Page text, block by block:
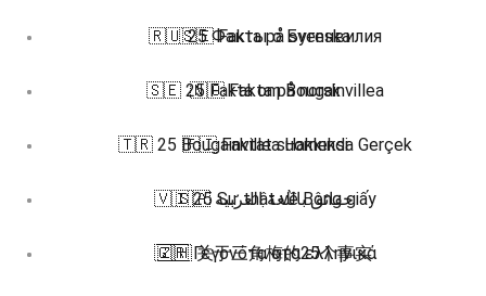
🇷🇺 25 Факты о Бугенвилия
🇸🇪 25 Fakta om Bougainvillea
🇹🇷 25 Bougainvillea Hakkında Gerçek
🇻🇮 25 Sự thật về Bông giấy
🇿🇭 关于三角梅的25个事实
🇸🇪 Fakta på svenska
🇳🇴 Fakta på norsk
🇫🇮 Faktat suomeksi
🇸🇦 حقائق باللغة العربية
🇬🇷 Γεγονότα στα ελληνικά